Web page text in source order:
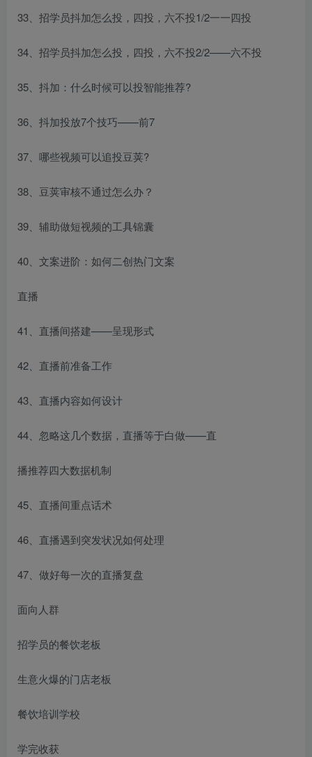
33、招学员抖加怎么投，四投，六不投1/2一一四投
34、招学员抖加怎么投，四投，六不投2/2——六不投
35、抖加：什么时候可以投智能推荐?
36、抖加投放7个技巧——前7
37、哪些视频可以追投豆荚?
38、豆荚审核不通过怎么办？
39、辅助做短视频的工具锦囊
40、文案进阶：如何二创热门文案
直播
41、直播间搭建——呈现形式
42、直播前准备工作
43、直播内容如何设计
44、忽略这几个数据，直播等于白做——直
播推荐四大数据机制
45、直播间重点话术
46、直播遇到突发状况如何处理
47、做好每一次的直播复盘
面向人群
招学员的餐饮老板
生意火爆的门店老板
餐饮培训学校
学完收获